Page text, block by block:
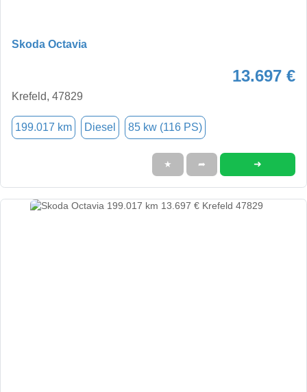
Skoda Octavia
13.697 €
Krefeld, 47829
199.017 km Diesel 85 kw (116 PS)
★ ➦ ➜